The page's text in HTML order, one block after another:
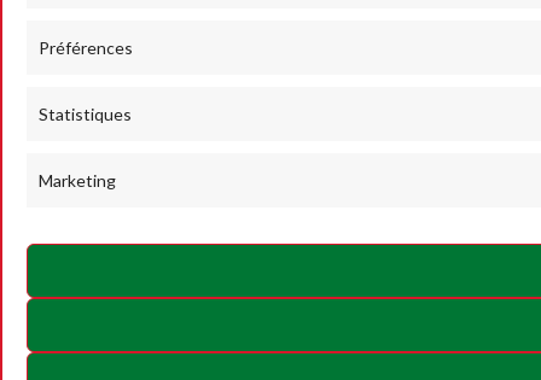
Préférences
Statistiques
Marketing